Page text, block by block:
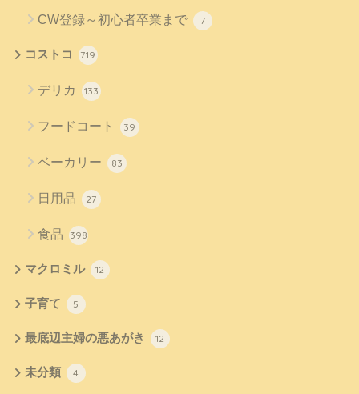
CW登録～初心者卒業まで 7
コストコ 719
デリカ 133
フードコート 39
ベーカリー 83
日用品 27
食品 398
マクロミル 12
子育て 5
最底辺主婦の悪あがき 12
未分類 4